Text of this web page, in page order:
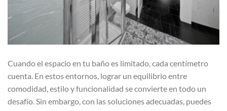
Cuando el espacio en tu baño es limitado, cada centímetro
cuenta. En estos entornos, lograr un equilibrio entre
comodidad, estilo y funcionalidad se convierte en todo un
desafío. Sin embargo, con las soluciones adecuadas, puedes